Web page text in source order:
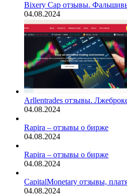
Bixery Cap отзывы.
04.08.2024
Arllentrades отзывы.
04.08.2024
Rapira – отзывы о бирже
04.08.2024
Rapira – отзывы о бирже
04.08.2024
CapitalMonetary отзывы,
04.08.2024